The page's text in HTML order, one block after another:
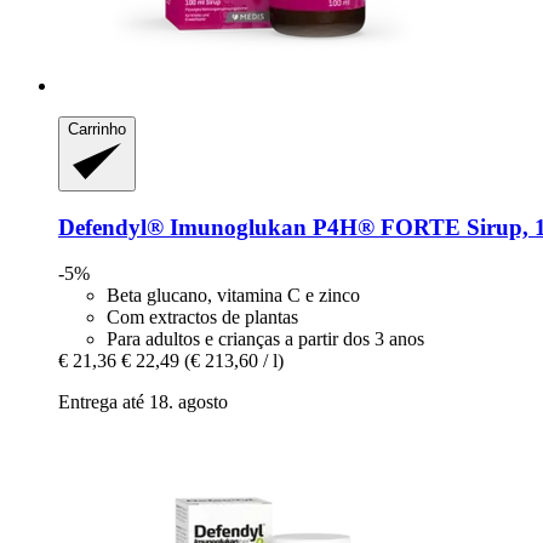
Carrinho
Defendyl® Imunoglukan P4H® FORTE Sirup,
-5%
Beta glucano, vitamina C e zinco
Com extractos de plantas
Para adultos e crianças a partir dos 3 anos
€ 21,36 € 22,49 (€ 213,60 / l)
Entrega até 18. agosto